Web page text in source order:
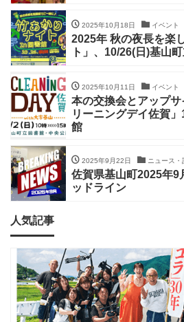
2025年10月18日 イベント
2025年 秋の夜長を楽
ト」、10/26(日)基山
2025年10月11日 イベント
本の交換会とアップ
リーニングデイ佐賀
館
2025年9月22日 ニュース・
佐賀県基山町2025年9
ッドライン
人気記事